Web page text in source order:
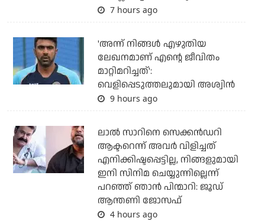
7 hours ago
'അന്ന് നിങ്ങള്‍ എഴുതിയ
ലേഖനമാണ് എന്റെ ജീവിതം
മാറ്റിമറിച്ചത്':
വെളിപ്പെടുത്തലുമായി അശ്വിന്‍
9 hours ago
ലാല്‍ സാറിനെ സെക്കന്‍ഡറി
ആക്ടറെന്ന് അവര്‍ വിളിച്ചത്
എനിക്കിഷ്ടപ്പെട്ടില്ല, നിങ്ങളുമായി
ഇനി സിനിമ ചെയ്യുന്നില്ലെന്ന്
പറഞ്ഞ് ഞാന്‍ പിന്മാറി: ജൂഡ്
ആന്തണി ജോസഫ്
4 hours ago